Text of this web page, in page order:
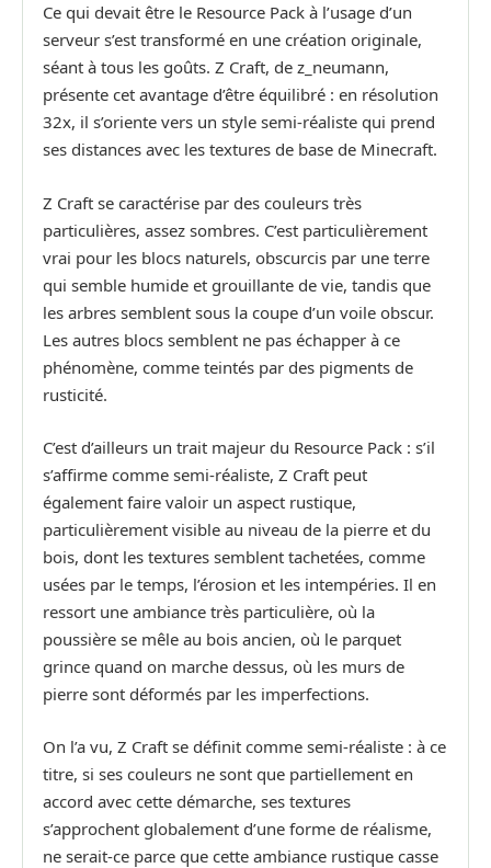
Ce qui devait être le Resource Pack à l’usage d’un
serveur s’est transformé en une création originale,
séant à tous les goûts. Z Craft, de z_neumann,
présente cet avantage d’être équilibré : en résolution
32x, il s’oriente vers un style semi-réaliste qui prend
ses distances avec les textures de base de Minecraft.
Z Craft se caractérise par des couleurs très
particulières, assez sombres. C’est particulièrement
vrai pour les blocs naturels, obscurcis par une terre
qui semble humide et grouillante de vie, tandis que
les arbres semblent sous la coupe d’un voile obscur.
Les autres blocs semblent ne pas échapper à ce
phénomène, comme teintés par des pigments de
rusticité.
C’est d’ailleurs un trait majeur du Resource Pack : s’il
s’affirme comme semi-réaliste, Z Craft peut
également faire valoir un aspect rustique,
particulièrement visible au niveau de la pierre et du
bois, dont les textures semblent tachetées, comme
usées par le temps, l’érosion et les intempéries. Il en
ressort une ambiance très particulière, où la
poussière se mêle au bois ancien, où le parquet
grince quand on marche dessus, où les murs de
pierre sont déformés par les imperfections.
On l’a vu, Z Craft se définit comme semi-réaliste : à ce
titre, si ses couleurs ne sont que partiellement en
accord avec cette démarche, ses textures
s’approchent globalement d’une forme de réalisme,
ne serait-ce parce que cette ambiance rustique casse